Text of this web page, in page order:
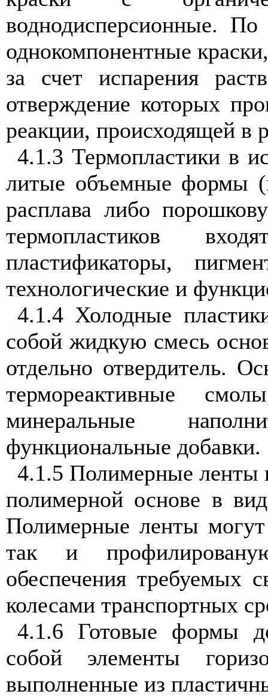
воднодисперсионные. По
однокомпонентные
за счет испарения
отверждение которых
реакции, происходящей в
4.1.3 Термопластики в
литые объемные формы
расплава либо
термопластиков
пластификаторы,
технологические и
4.1.4 Холодные
собой жидкую смесь
отдельно отвердитель.
термореактивные
минеральные
функциональные добавки.
4.1.5 Полимерные ленты
полимерной основе в
Полимерные ленты
так и
обеспечения требуемых
колесами транспортных
4.1.6 Готовые формы
собой элементы
выполненные из